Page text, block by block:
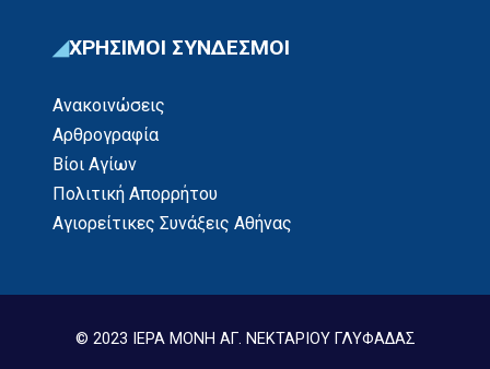
ΧΡΗΣΙΜΟΙ ΣΥΝΔΕΣΜΟΙ
Ανακοινώσεις
Αρθρογραφία
Βίοι Αγίων
Πολιτική Απορρήτου
Αγιορείτικες Συνάξεις Αθήνας
© 2023 ΙΕΡΑ ΜΟΝΗ ΑΓ. ΝΕΚΤΑΡΙΟΥ ΓΛΥΦΑΔΑΣ